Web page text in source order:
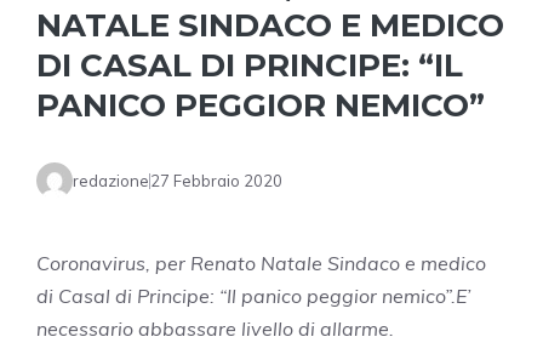
NATALE SINDACO E MEDICO
DI CASAL DI PRINCIPE: “IL
PANICO PEGGIOR NEMICO”
redazione27 Febbraio 2020
Coronavirus, per Renato Natale Sindaco e medico
di Casal di Principe: “Il panico peggior nemico”.E’
necessario abbassare livello di allarme.